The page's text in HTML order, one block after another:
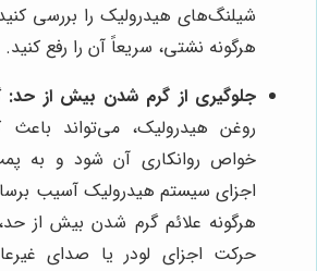
شیلنگ‌های هیدرولیک را بررسی
هرگونه نشتی، سریعاً آن را رفع کنید.
جلوگیری از گرم شدن بیش از حد:
روغن هیدرولیک، می‌تواند
خواص روانکاری آن شود و به
اجزای سیستم هیدرولیک آسیب
هرگونه علائم گرم شدن بیش از
حرکت اجزای لودر یا صدای